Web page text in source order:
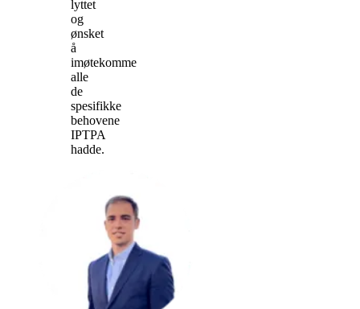
lyttet
og
ønsket
å
imøtekomme
alle
de
spesifikke
behovene
IPTPA
hadde.